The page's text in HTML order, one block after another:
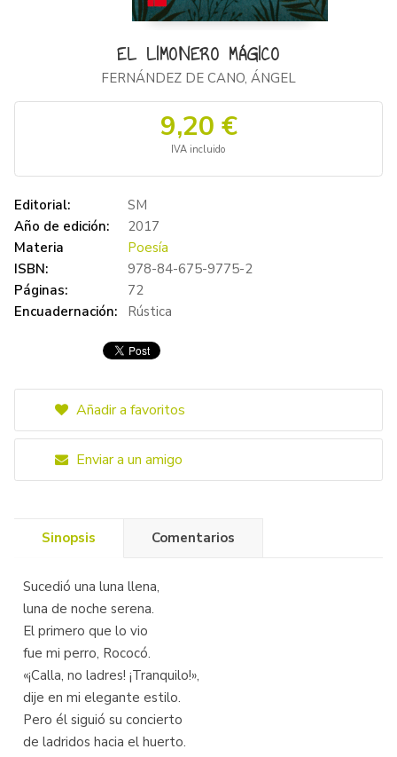
EL LIMONERO MÁGICO
FERNÁNDEZ DE CANO, ÁNGEL
9,20 €
IVA incluido
Editorial:
SM
Año de edición:
2017
Materia
Poesía
ISBN:
978-84-675-9775-2
Páginas:
72
Encuadernación:
Rústica
Añadir a favoritos
Enviar a un amigo
Sinopsis Comentarios
Sucedió una luna llena,
luna de noche serena.
El primero que lo vio
fue mi perro, Rococó.
«¡Calla, no ladres! ¡Tranquilo!»,
dije en mi elegante estilo.
Pero él siguió su concierto
de ladridos hacia el huerto.